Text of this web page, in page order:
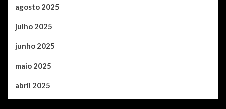
agosto 2025
julho 2025
junho 2025
maio 2025
abril 2025